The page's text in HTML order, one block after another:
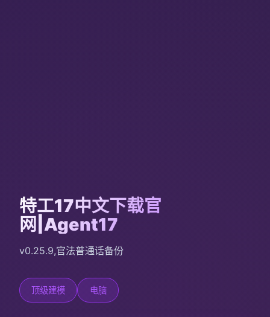
特工17中文下载官
网|Agent17
v0.25.9,官法普通话备份
顶级建模 电脑